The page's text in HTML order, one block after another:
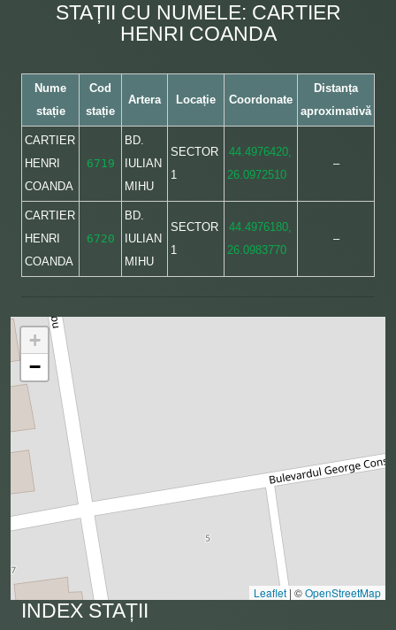
STAȚII CU NUMELE: CARTIER
HENRI COANDA
Nume
stație
Cod
stație
Artera Locație Coordonate
Distanța
aproximativă
CARTIER
HENRI
COANDA
6719
BD.
IULIAN
MIHU
SECTOR
1
44.4976420,
26.0972510
–
CARTIER
HENRI
COANDA
6720
BD.
IULIAN
MIHU
SECTOR
1
44.4976180,
26.0983770
–
+
−
Leaflet | ©OpenStreetMap
INDEX STAȚII